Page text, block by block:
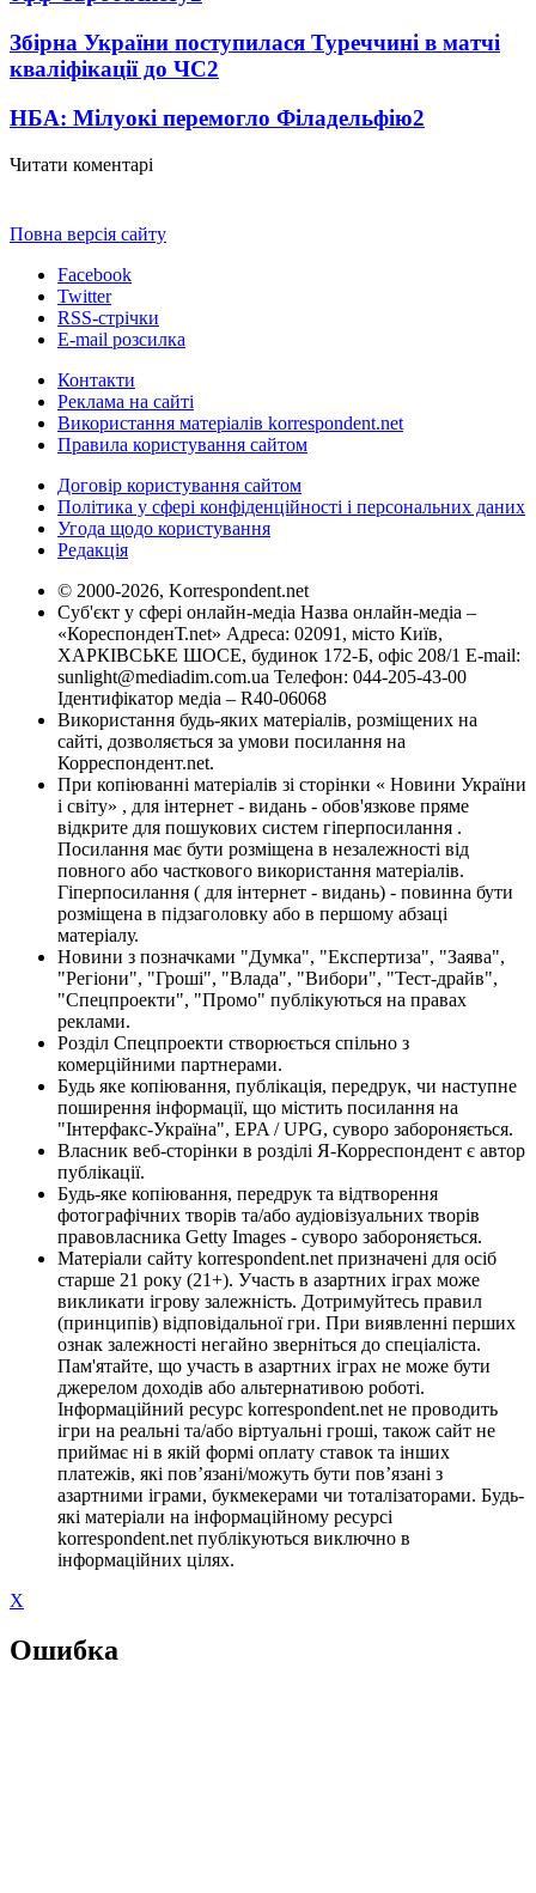
Збірна України поступилася Туреччині в матчі
кваліфікації до ЧС2
НБА: Мілуокі перемогло Філадельфію2
Читати коментарі
Повна версія сайту
Facebook
Twitter
RSS-стрічки
E-mail розсилка
Контакти
Реклама на сайті
Використання матеріалів korrespondent.net
Правила користування сайтом
Договір користування сайтом
Політика у сфері конфіденційності і персональних даних
Угода щодо користування
Редакція
© 2000-2026, Korrespondent.net
Суб'єкт у сфері онлайн-медіа Назва онлайн-медіа –
«КореспонденТ.net» Адреса: 02091, місто Київ,
ХАРКІВСЬКЕ ШОСЕ, будинок 172-Б, офіс 208/1 E-mail:
sunlight@mediadim.com.ua Телефон: 044-205-43-00
Ідентифікатор медіа – R40-06068
Використання будь-яких матеріалів, розміщених на
сайті, дозволяється за умови посилання на
Корреспондент.net.
При копіюванні матеріалів зі сторінки « Новини України
і світу» , для інтернет - видань - обов'язкове пряме
відкрите для пошукових систем гіперпосилання .
Посилання має бути розміщена в незалежності від
повного або часткового використання матеріалів.
Гіперпосилання ( для інтернет - видань) - повинна бути
розміщена в підзаголовку або в першому абзаці
матеріалу.
Новини з позначками "Думка", "Експертиза", "Заява",
"Регіони", "Гроші", "Влада", "Вибори", "Тест-драйв",
"Спецпроекти", "Промо" публікуються на правах
реклами.
Розділ Спецпроекти створюється спільно з
комерційними партнерами.
Будь яке копіювання, публікація, передрук, чи наступне
поширення інформації, що містить посилання на
"Інтерфакс-Україна", EPA / UPG, суворо забороняється.
Власник веб-сторінки в розділі Я-Корреспондент є автор
публікації.
Будь-яке копіювання, передрук та відтворення
фотографічних творів та/або аудіовізуальних творів
правовласника Getty Images - суворо забороняється.
Матеріали сайту korrespondent.net призначені для осіб
старше 21 року (21+). Участь в азартних іграх може
викликати ігрову залежність. Дотримуйтесь правил
(принципів) відповідальної гри. При виявленні перших
ознак залежності негайно зверніться до спеціаліста.
Пам'ятайте, що участь в азартних іграх не може бути
джерелом доходів або альтернативою роботі.
Інформаційний ресурс korrespondent.net не проводить
ігри на реальні та/або віртуальні гроші, також сайт не
приймає ні в якій формі оплату ставок та інших
платежів, які пов’язані/можуть бути пов’язані з
азартними іграми, букмекерами чи тоталізаторами. Будь-
які матеріали на інформаційному ресурсі
korrespondent.net публікуються виключно в
інформаційних цілях.
X
Ошибка